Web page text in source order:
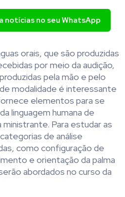
notícias no seu WhatsApp
orais, que são produzidas
por meio da audição,
pela mão e pelo
modalidade é interessante
elementos para se
linguagem humana de
ministrante. Para estudar as
de análise
como configuração de
e orientação da palma
abordados no curso da